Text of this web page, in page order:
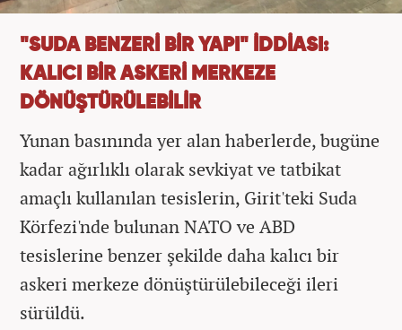
"SUDA BENZERİ BİR YAPI" İDDİASI:
KALICI BİR ASKERİ MERKEZE
DÖNÜŞTÜRÜLEBİLİR
Yunan basınında yer alan haberlerde, bugüne
kadar ağırlıklı olarak sevkiyat ve tatbikat
amaçlı kullanılan tesislerin, Girit'teki Suda
Körfezi'nde bulunan NATO ve ABD
tesislerine benzer şekilde daha kalıcı bir
askeri merkeze dönüştürülebileceği ileri
sürüldü.